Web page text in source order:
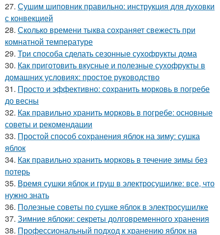
27. Сушим шиповник правильно: инструкция для духовки
с конвекцией
28. Сколько времени тыква сохраняет свежесть при
комнатной температуре
29. Три способа сделать сезонные сухофрукты дома
30. Как приготовить вкусные и полезные сухофрукты в
домашних условиях: простое руководство
31. Просто и эффективно: сохранить морковь в погребе
до весны
32. Как правильно хранить морковь в погребе: основные
советы и рекомендации
33. Простой способ сохранения яблок на зиму: сушка
яблок
34. Как правильно хранить морковь в течение зимы без
потерь
35. Время сушки яблок и груш в электросушилке: все, что
нужно знать
36. Полезные советы по сушке яблок в электросушилке
37. Зимние яблоки: секреты долговременного хранения
38. Профессиональный подход к хранению яблок на